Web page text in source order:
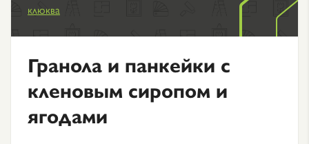
клюква
Гранола и панкейки с
кленовым сиропом и
ягодами